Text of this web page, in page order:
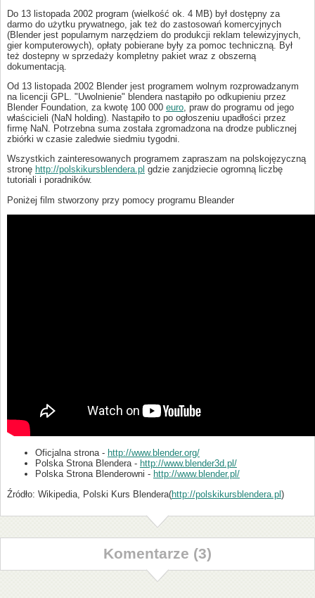
Do 13 listopada 2002 program (wielkość ok. 4 MB) był dostępny za
darmo do użytku prywatnego, jak też do zastosowań komercyjnych
(Blender jest popularnym narzędziem do produkcji reklam telewizyjnych,
gier komputerowych), opłaty pobierane były za pomoc techniczną. Był
też dostepny w sprzedaży kompletny pakiet wraz z obszerną
dokumentacją.
Od 13 listopada 2002 Blender jest programem wolnym rozprowadzanym
na licencji GPL. "Uwolnienie" blendera nastąpiło po odkupieniu przez
Blender Foundation, za kwotę 100 000 euro, praw do programu od jego
właścicieli (NaN holding). Nastąpiło to po ogłoszeniu upadłości przez
firmę NaN. Potrzebna suma została zgromadzona na drodze publicznej
zbiórki w czasie zaledwie siedmiu tygodni.
Wszystkich zainteresowanych programem zapraszam na polskojęzyczną
stronę http://polskikursblendera.pl gdzie zanjdziecie ogromną liczbę
tutoriali i poradników.
Poniżej film stworzony przy pomocy programu Bleander
Oficjalna strona - http://www.blender.org/
Polska Strona Blendera - http://www.blender3d.pl/
Polska Strona Blenderowni - http://www.blender.pl/
Źródło: Wikipedia, Polski Kurs Blendera(http://polskikursblendera.pl)
Komentarze (3)